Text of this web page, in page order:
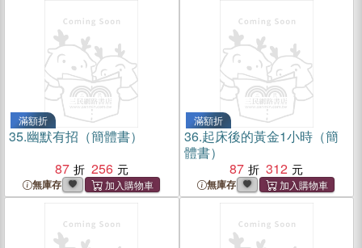
滿額折
35.幽默有招（簡體書）
87
256
無庫存
滿額折
36.起床後的黃金1小時（簡
體書）
87
312
無庫存